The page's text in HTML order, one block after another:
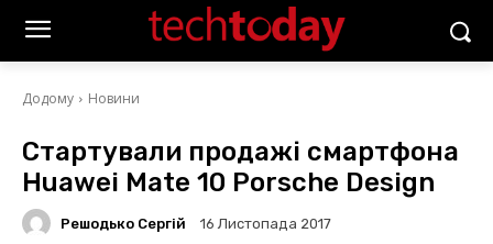
Додому Новини
Стартували продажі смартфона
Huawei Mate 10 Porsche Design
Решодько Сергій 16 Листопада 2017